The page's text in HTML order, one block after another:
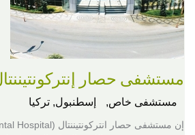
مستشفى حصار
مستشفى خاص, إسطنبول, تركيا